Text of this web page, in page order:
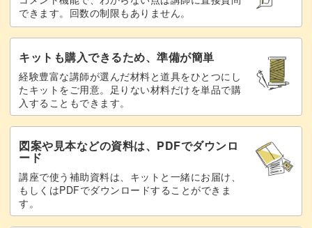
できます。回数の制限もありません。
キットも購入できるため、準備が簡単
経験豊富な講師が選んだ材料と道具をひとつにし
たキットをご用意。足りない材料だけを単品で購
入することもできます。
図案や見本などの資料は、PDFでダウンロ
ード
講座で使う補助資料は、キットと一緒にお届け、
もしくはPDFでダウンロードすることができま
す。